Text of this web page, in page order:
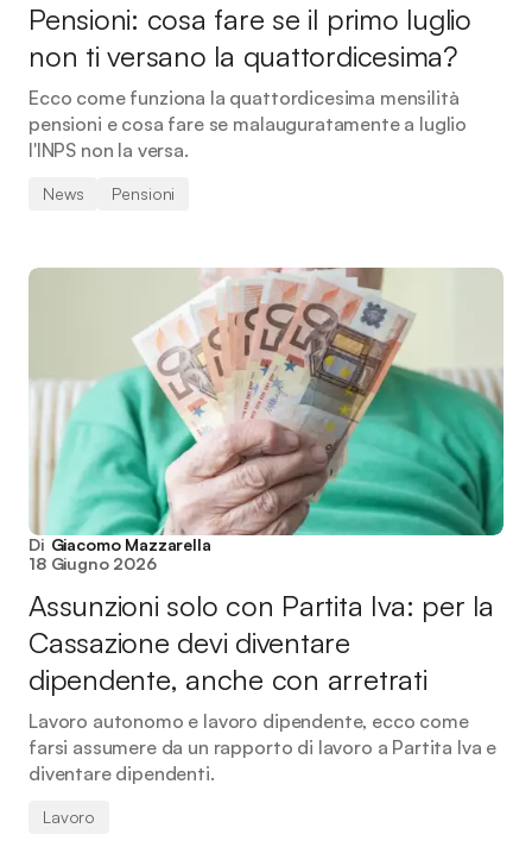
Pensioni: cosa fare se il primo luglio
non ti versano la quattordicesima?
Ecco come funziona la quattordicesima mensilità
pensioni e cosa fare se malauguratamente a luglio
l'INPS non la versa.
News Pensioni
Di Giacomo Mazzarella
18 Giugno 2026
Assunzioni solo con Partita Iva: per la
Cassazione devi diventare
dipendente, anche con arretrati
Lavoro autonomo e lavoro dipendente, ecco come
farsi assumere da un rapporto di lavoro a Partita Iva e
diventare dipendenti.
Lavoro